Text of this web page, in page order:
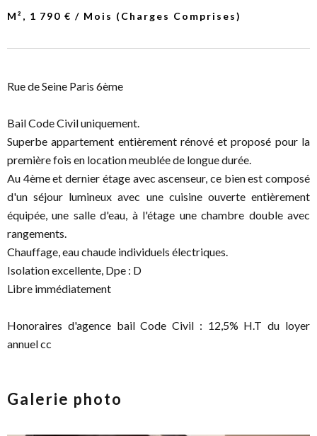
M², 1 790 € / Mois (Charges Comprises)
Rue de Seine Paris 6ème
Bail Code Civil uniquement.
Superbe appartement entièrement rénové et proposé pour la
première fois en location meublée de longue durée.
Au 4ème et dernier étage avec ascenseur, ce bien est composé
d'un séjour lumineux avec une cuisine ouverte entièrement
équipée, une salle d'eau, à l'étage une chambre double avec
rangements.
Chauffage, eau chaude individuels électriques.
Isolation excellente, Dpe : D
Libre immédiatement
Honoraires d'agence bail Code Civil : 12,5% H.T du loyer
annuel cc
Galerie photo